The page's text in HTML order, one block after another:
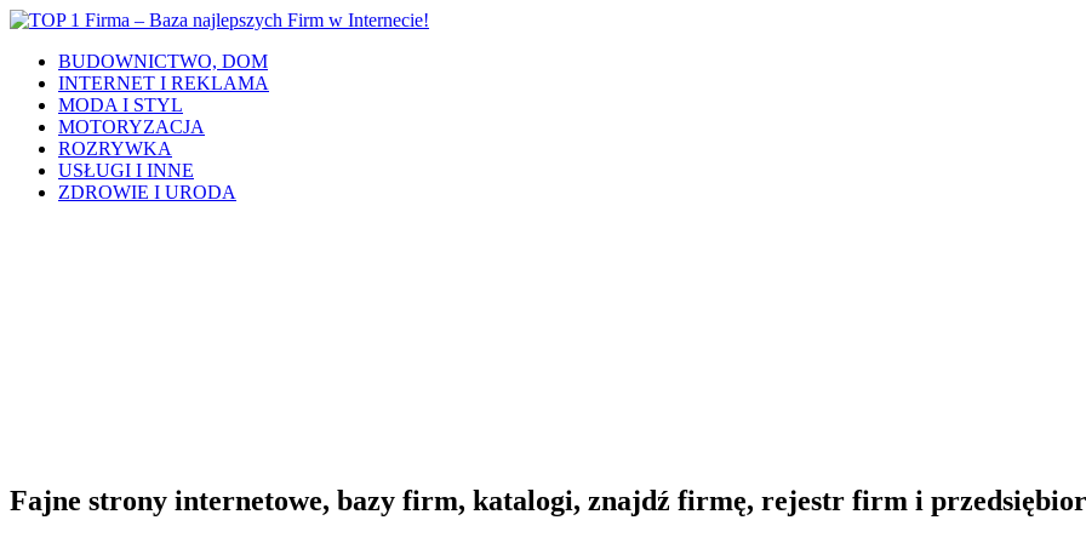
BUDOWNICTWO, DOM
INTERNET I REKLAMA
MODA I STYL
MOTORYZACJA
ROZRYWKA
USŁUGI I INNE
ZDROWIE I URODA
Fajne strony internetowe, bazy firm, katalogi, znajdź firmę, rejestr firm i